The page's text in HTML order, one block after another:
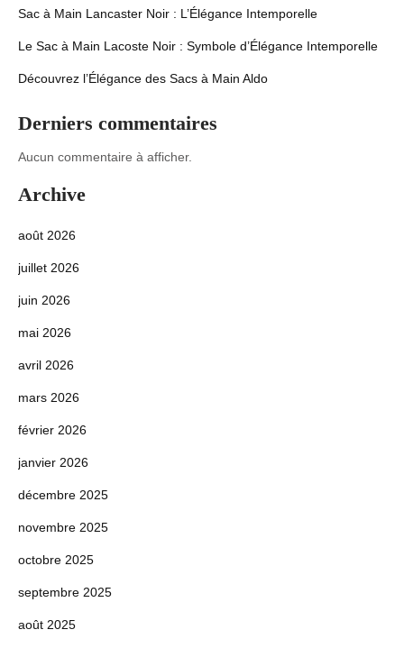
Sac à Main Lancaster Noir : L’Élégance Intemporelle
Le Sac à Main Lacoste Noir : Symbole d’Élégance Intemporelle
Découvrez l’Élégance des Sacs à Main Aldo
Derniers commentaires
Aucun commentaire à afficher.
Archive
août 2026
juillet 2026
juin 2026
mai 2026
avril 2026
mars 2026
février 2026
janvier 2026
décembre 2025
novembre 2025
octobre 2025
septembre 2025
août 2025